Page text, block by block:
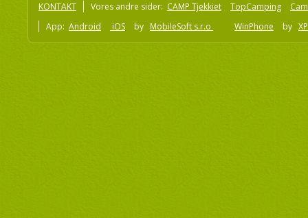
KONTAKT Vores andre sider: CAMP Tjekkiet TopCamping
App: Android iOS by MobileSoft s.r.o WinPhone by